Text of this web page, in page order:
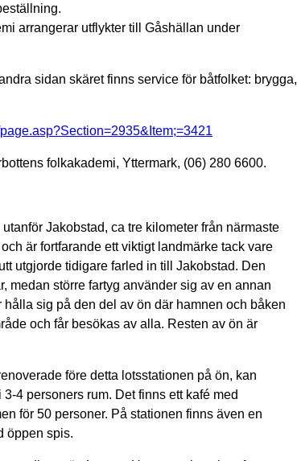
arrangerar utflykter till Gåshällan under
sidan skäret finns service för båtfolket: brygga,
folkakademi, Yttermark, (06) 280 6600.
Jakobstad, ca tre kilometer från närmaste
är fortfarande ett viktigt landmärke tack vare
utgjorde tidigare farled in till Jakobstad. Den
medan större fartyg använder sig av en annan
sig på den del av ön där hamnen och båken
och får besökas av alla. Resten av ön är
före detta lotsstationen på ön, kan
4 personers rum. Det finns ett kafé med
för 50 personer. På stationen finns även en
öppen spis.